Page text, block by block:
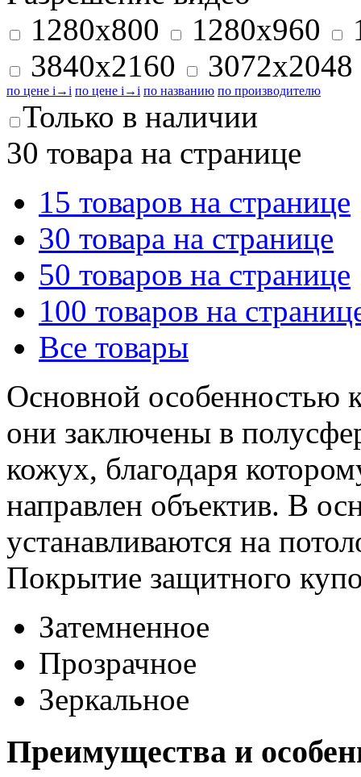
1280x800
1280x960
3840x2160
3072x2048
по цене i →i по цене i →i по названию по производителю
Только в наличии
30 товара на странице
15 товаров на странице
30 товара на странице
50 товаров на странице
100 товаров на
Все товары
Основной особенностью
они заключены в
кожух, благодаря
направлен объектив. В
устанавливаются на
Покрытие защитного
Затемненное
Прозрачное
Зеркальное
Преимущества и